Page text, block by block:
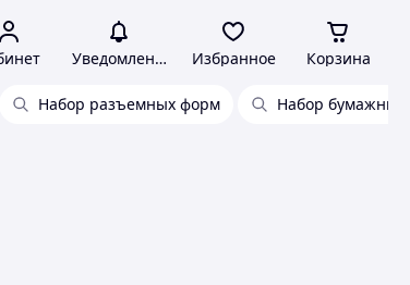
Уведомления Избранное Корзина
Набор разъемных форм Набор